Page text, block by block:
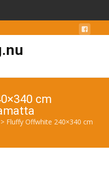
cm
> Fluffy Offwhite 240×340 cm